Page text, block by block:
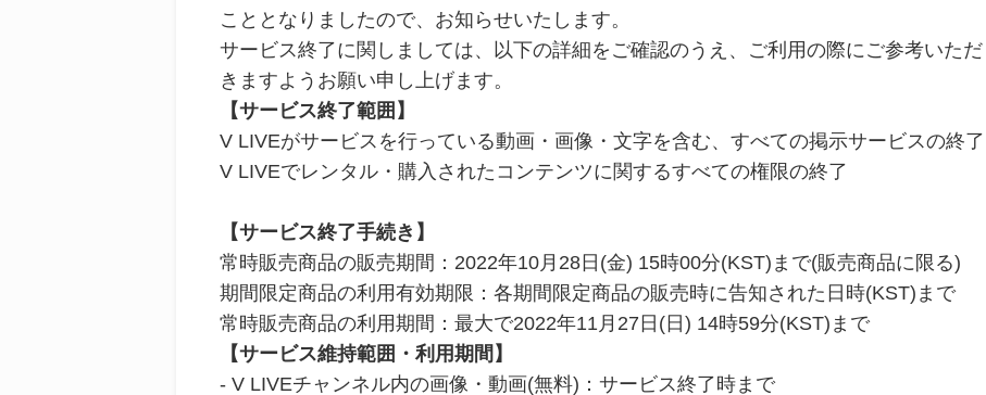
こととなりましたので、お知らせいたします。
サービス終了に関しましては、以下の詳細をご確認のうえ、ご利用の際にご参考いただ
きますようお願い申し上げます。
【サービス終了範囲】
V LIVEがサービスを行っている動画・画像・文字を含む、すべての掲示サービスの終了
V LIVEでレンタル・購入されたコンテンツに関するすべての権限の終了
【サービス終了手続き】
常時販売商品の販売期間：2022年10月28日(金) 15時00分(KST)まで(販売商品に限る)
期間限定商品の利用有効期限：各期間限定商品の販売時に告知された日時(KST)まで
常時販売商品の利用期間：最大で2022年11月27日(日) 14時59分(KST)まで
【サービス維持範囲・利用期間】
- V LIVEチャンネル内の画像・動画(無料)：サービス終了時まで